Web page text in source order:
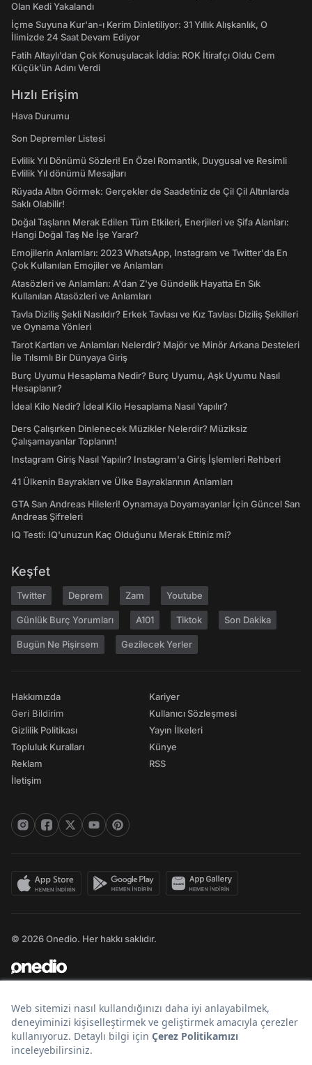
Olan Kedi Yakalandı
İçme Suyuna Kur'an-ı Kerim Dinletiliyor: 31 Yıllık Alışkanlık, O
İlimizde 24 Saat Devam Ediyor
Fatih Altaylı’dan Çok Konuşulacak İddia: ROK İtirafçı Oldu Cem
Küçük’ün Adını Verdi
Hızlı Erişim
Hava Durumu
Son Depremler Listesi
Evlilik Yıl Dönümü Sözleri! En Özel Romantik, Duygusal ve Resimli
Evlilik Yıl dönümü Mesajları
Rüyada Altın Görmek: Gerçekler de Saadetiniz de Çil Çil Altınlarda
Saklı Olabilir!
Doğal Taşların Merak Edilen Tüm Etkileri, Enerjileri ve Şifa Alanları:
Hangi Doğal Taş Ne İşe Yarar?
Emojilerin Anlamları: 2023 WhatsApp, Instagram ve Twitter'da En
Çok Kullanılan Emojiler ve Anlamları
Atasözleri ve Anlamları: A'dan Z'ye Gündelik Hayatta En Sık
Kullanılan Atasözleri ve Anlamları
Tavla Diziliş Şekli Nasıldır? Erkek Tavlası ve Kız Tavlası Diziliş Şekilleri
ve Oynama Yönleri
Tarot Kartları ve Anlamları Nelerdir? Majör ve Minör Arkana Desteleri
İle Tılsımlı Bir Dünyaya Giriş
Burç Uyumu Hesaplama Nedir? Burç Uyumu, Aşk Uyumu Nasıl
Hesaplanır?
İdeal Kilo Nedir? İdeal Kilo Hesaplama Nasıl Yapılır?
Ders Çalışırken Dinlenecek Müzikler Nelerdir? Müziksiz
Çalışamayanlar Toplanın!
Instagram Giriş Nasıl Yapılır? Instagram'a Giriş İşlemleri Rehberi
41 Ülkenin Bayrakları ve Ülke Bayraklarının Anlamları
GTA San Andreas Hileleri! Oynamaya Doyamayanlar İçin Güncel San
Andreas Şifreleri
IQ Testi: IQ'unuzun Kaç Olduğunu Merak Ettiniz mi?
Keşfet
Twitter Deprem Zam Youtube
Günlük Burç Yorumları A101 Tiktok Son Dakika
Bugün Ne Pişirsem Gezilecek Yerler
Hakkımızda
Geri Bildirim
Gizlilik Politikası
Topluluk Kuralları
Reklam
İletişim
Kariyer
Kullanıcı Sözleşmesi
Yayın İlkeleri
Künye
RSS
© 2026 Onedio. Her hakkı saklıdır.
Bir markasıdır.